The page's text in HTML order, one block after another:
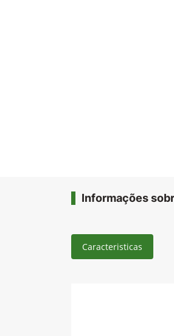
Informações
Caracteristicas